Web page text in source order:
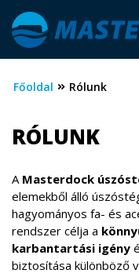
Főoldal Rólunk
RÓLUNK
A Masterdock
elemekből álló
hagyományos fa- és
rendszer célja a
karbantartási igény
biztosítása különböző